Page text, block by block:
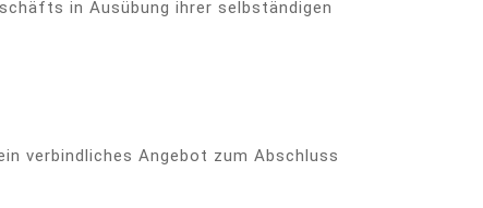
in Ausübung ihrer selbständigen
verbindliches Angebot zum Abschluss